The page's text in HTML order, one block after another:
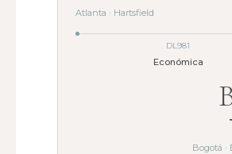
Atlanta · Hartsfield
DL981
Económica
Bogotá ·